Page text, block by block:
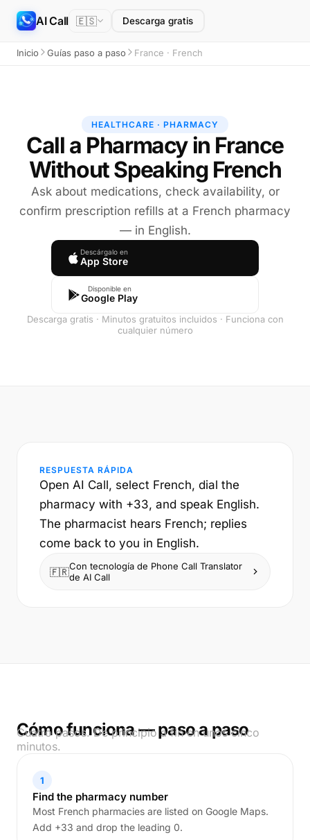
AI Call 🇪🇸 Descarga gratis
Inicio Guías paso a paso France · French
HEALTHCARE · PHARMACY
Call a Pharmacy in France
Without Speaking French
Ask about medications, check availability, or
confirm prescription refills at a French pharmacy
— in English.
Descárgalo en
App Store
Disponible en
Google Play
Descarga gratis · Minutos gratuitos incluidos · Funciona con
cualquier número
RESPUESTA RÁPIDA
Open AI Call, select French, dial the
pharmacy with +33, and speak English.
The pharmacist hears French; replies
come back to you in English.
🇫🇷Con tecnología de Phone Call Translator
de AI Call
Cómo funciona — paso a paso
Cuatro pasos. De principio a fin en unos cinco
minutos.
1
Find the pharmacy number
Most French pharmacies are listed on Google Maps.
Add +33 and drop the leading 0.